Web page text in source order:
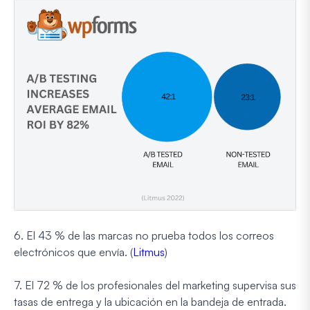
6. El 43 % de las marcas no prueba todos los correos
electrónicos que envía. (Litmus)
7. El 72 % de los profesionales del marketing supervisa sus
tasas de entrega y la ubicación en la bandeja de entrada.